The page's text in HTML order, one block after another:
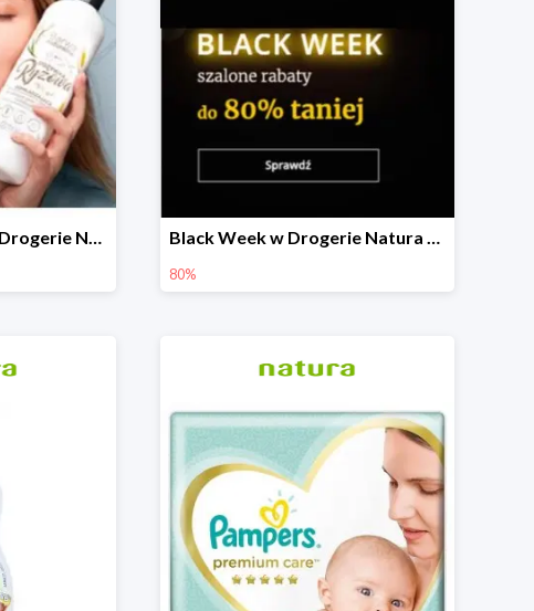
W zestawie taniej w Drogerie Natura do -30% Black Week w Drogerie Natura do -80%
80%